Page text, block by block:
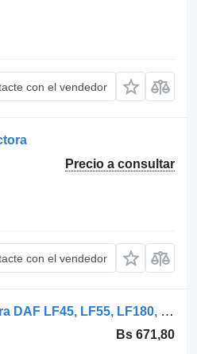
con el vendedor
Precio a consultar
con el vendedor
Hella DAF, Hella LF180 (01.13-) 1LJ247046-401 faro delantero para DAF LF45, LF55, LF180, CF65, CF75, CF85 (2001-) cabeza tractora
Bs 671,80